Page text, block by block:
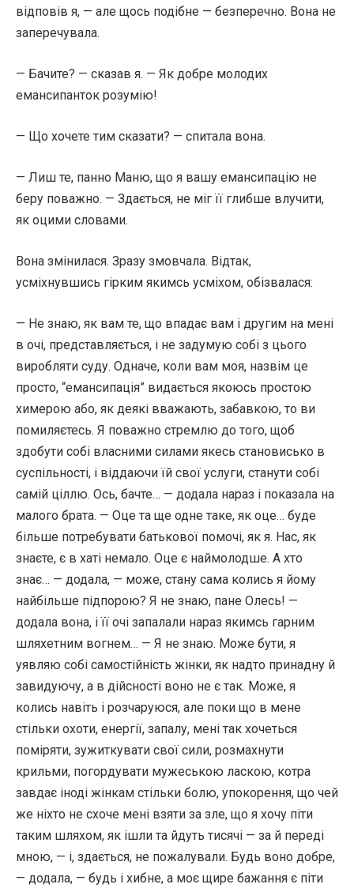
відповів я, — але щось подібне — безперечно. Вона не
заперечувала.
— Бачите? — сказав я. — Як добре молодих
емансипанток розумію!
— Що хочете тим сказати? — спитала вона.
— Лиш те, панно Маню, що я вашу емансипацію не
беру поважно. — Здається, не міг її глибше влучити,
як оцими словами.
Вона змінилася. Зразу змовчала. Відтак,
усміхнувшись гірким якимсь усміхом, обізвалася:
— Не знаю, як вам те, що впадає вам і другим на мені
в очі, представляється, і не задумую собі з цього
виробляти суду. Одначе, коли вам моя, назвім це
просто, “емансипація” видається якоюсь простою
химерою або, як деякі вважають, забавкою, то ви
помиляєтесь. Я поважно стремлю до того, щоб
здобути собі власними силами якесь становисько в
суспільності, і віддаючи їй свої услуги, станути собі
самій ціллю. Ось, бачте… — додала нараз і показала на
малого брата. — Оце та ще одне таке, як оце… буде
більше потребувати батькової помочі, як я. Нас, як
знаєте, є в хаті немало. Оце є наймолодше. А хто
знає… — додала, — може, стану сама колись я йому
найбільше підпорою? Я не знаю, пане Олесь! —
додала вона, і її очі запалали нараз якимсь гарним
шляхетним вогнем… — Я не знаю. Може бути, я
уявляю собі самостійність жінки, як надто принадну й
завидуючу, а в дійсності воно не є так. Може, я
колись навіть і розчаруюся, але поки що в мене
стільки охоти, енергії, запалу, мені так хочеться
поміряти, зужиткувати свої сили, розмахнути
крильми, погордувати мужеською ласкою, котра
завдає іноді жінкам стільки болю, упокорення, що чей
же ніхто не схоче мені взяти за зле, що я хочу піти
таким шляхом, як ішли та йдуть тисячі — за й переді
мною, — і, здається, не пожалували. Будь воно добре,
— додала, — будь і хибне, а моє щире бажання є піти